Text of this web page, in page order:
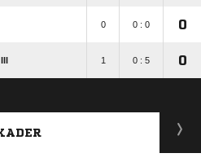
0 0 : 0 0
1 0 : 5 0